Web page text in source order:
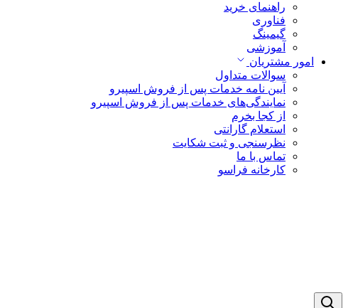
راهنمای خرید
فناوری
گیمینگ
آموزشی
امور مشتریان
سوالات متداول
آیین نامه خدمات پس از فروش اسپیرو
نمایندگی‌های خدمات پس از فروش اسپیرو
از کجا بخرم
استعلام گارانتی
نظرسنجی و ثبت شکایت
تماس با ما
کارخانه فراسو